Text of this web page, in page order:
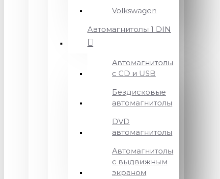
Volkswagen
Автомагнитолы 1 DIN
Автомагнитолы
с CD и USB
Бездисковые
автомагнитолы
DVD
автомагнитолы
Автомагнитолы
с выдвижным
экраном